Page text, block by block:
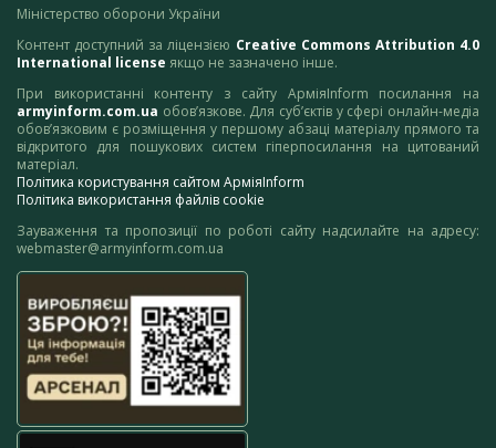
Міністерство оборони України
Контент доступний за ліцензією Creative Commons Attribution 4.0
International license якщо не зазначено інше.
При використанні контенту з сайту АрміяInform посилання на
armyinform.com.ua обов’язкове. Для суб’єктів у сфері онлайн-медіа
обов’язковим є розміщення у першому абзаці матеріалу прямого та
відкритого для пошукових систем гіперпосилання на цитований
матеріал.
Політика користування сайтом АрміяInform
Політика використання файлів cookie
Зауваження та пропозиції по роботі сайту надсилайте на адресу:
webmaster@armyinform.com.ua